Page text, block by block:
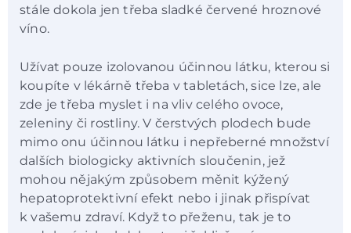
stále dokola jen třeba sladké červené hroznové
víno.
Užívat pouze izolovanou účinnou látku, kterou si
koupíte v lékárně třeba v tabletách, sice lze, ale
zde je třeba myslet i na vliv celého ovoce,
zeleniny či rostliny. V čerstvých plodech bude
mimo onu účinnou látku i nepřeberné množství
dalších biologicky aktivních sloučenin, jež
mohou nějakým způsobem měnit kýžený
hepatoprotektivní efekt nebo i jinak přispívat
k vašemu zdraví. Když to přeženu, tak je to